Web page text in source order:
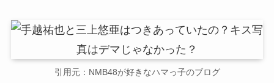
引用元：NMB48が好きなハマっ子のブログ